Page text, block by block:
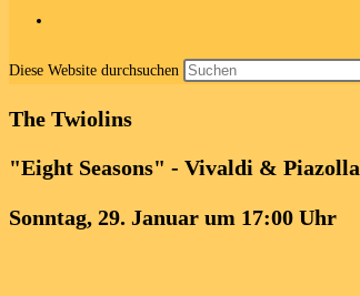
Diese Website durchsuchen
The Twiolins
"Eight Seasons" - Vivaldi & Piazolla
Sonntag, 29. Januar um 17:00 Uhr